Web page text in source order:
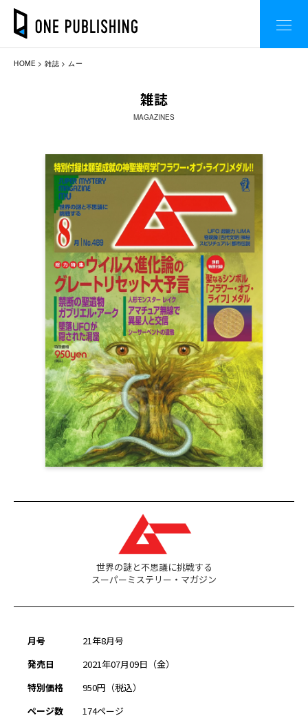
HOME 雑誌 ムー
雑誌
MAGAZINES
世界の謎と不思議に挑戦する
スーパーミステリー・マガジン
月号
21年8月号
発売日
2021年07月09日（金）
特別価格
950円（税込）
ページ数
174ページ